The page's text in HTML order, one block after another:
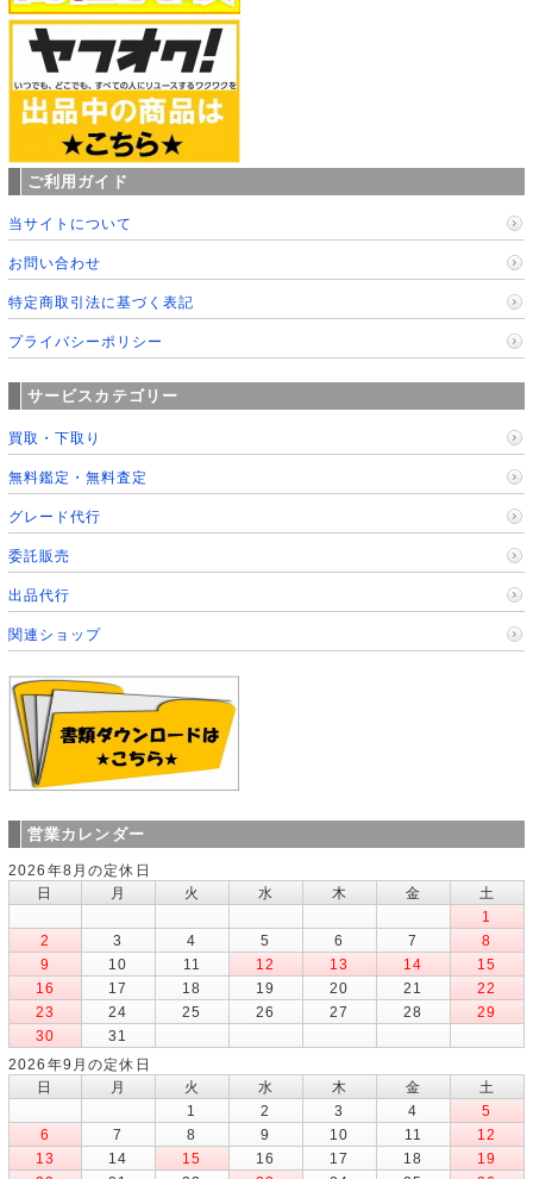
ご利用ガイド
当サイトについて
お問い合わせ
特定商取引法に基づく表記
プライバシーポリシー
サービスカテゴリー
買取・下取り
無料鑑定・無料査定
グレード代行
委託販売
出品代行
関連ショップ
営業カレンダー
2026年8月の定休日
日
月 火 水 木 金
土
1
2
3 4 5 6 7
8
9
10 11 12 13 14
15
16
17 18 19 20 21
22
23
24 25 26 27 28
29
30
31
2026年9月の定休日
日
月 火 水 木 金
土
1
2 3 4
5
6
7 8 9 10 11
12
13
14 15 16 17 18
19